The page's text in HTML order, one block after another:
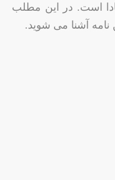
است. در این مطلب
آشنا می شوید.